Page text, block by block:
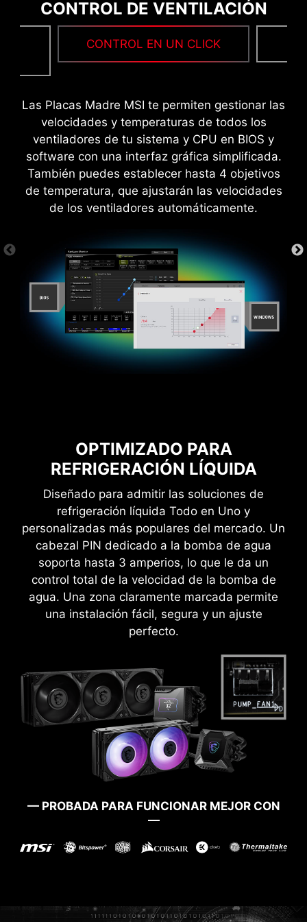
CONTROL DE VENTILACIÓN
CONTROL EN UN CLICK
Las Placas Madre MSI te permiten gestionar las
velocidades y temperaturas de todos los
ventiladores de tu sistema y CPU en BIOS y
software con una interfaz gráfica simplificada.
También puedes establecer hasta 4 objetivos
de temperatura, que ajustarán las velocidades
de los ventiladores automáticamente.
OPTIMIZADO PARA
REFRIGERACIÓN LÍQUIDA
Diseñado para admitir las soluciones de
refrigeración líquida Todo en Uno y
personalizadas más populares del mercado. Un
cabezal PIN dedicado a la bomba de agua
soporta hasta 3 amperios, lo que le da un
control total de la velocidad de la bomba de
agua. Una zona claramente marcada permite
una instalación fácil, segura y un ajuste
perfecto.
— PROBADA PARA FUNCIONAR MEJOR CON
—
enormemente la estabilidad cuando se exige
más rendimiento a la CPU.
MÁS DISEÑO AMIGABLE
Con MSI se beneficiará de una gran
compatibilidad y de una experiencia de usuario
sin preocupaciones al utilizar Microsoft
Windows 11. Con una verdadera dedicación al
rendimiento, nuestro equipo de I+D se ha
asegurado de que todo funcione según lo